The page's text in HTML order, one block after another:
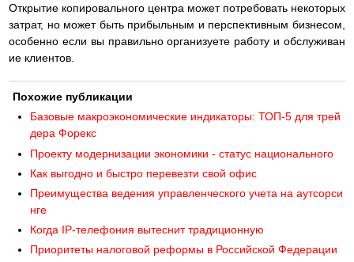
Открытие копировального центра может потребовать некоторых
затрат, но может быть прибыльным и перспективным бизнесом,
особенно если вы правильно организуете работу и обслуживан
ие клиентов.
Похожие публикации
Базовые макроэкономические индикаторы: ТОП-5 для трей
дера Форекс
Проекту модернизации экономики - статус национального
Как выгодно и быстро перевезти свой офис
Преимущества ведения управленческого учета на аутсорси
нге
Когда IP-телефония вытеснит традиционную
Приоритеты налоговой реформы в Российской Федерации